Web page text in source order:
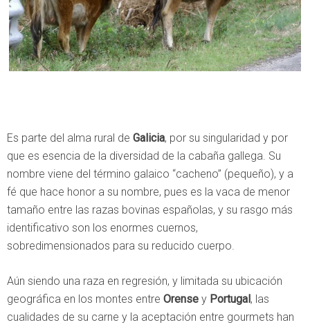
Es parte del alma rural de Galicia, por su singularidad y por
que es esencia de la diversidad de la cabaña gallega. Su
nombre viene del término galaico “cacheno” (pequeño), y a
fé que hace honor a su nombre, pues es la vaca de menor
tamaño entre las razas bovinas españolas, y su rasgo más
identificativo son los enormes cuernos,
sobredimensionados para su reducido cuerpo.
Aún siendo una raza en regresión, y limitada su ubicación
geográfica en los montes entre Orense y Portugal , las
cualidades de su carne y la aceptación entre gourmets han